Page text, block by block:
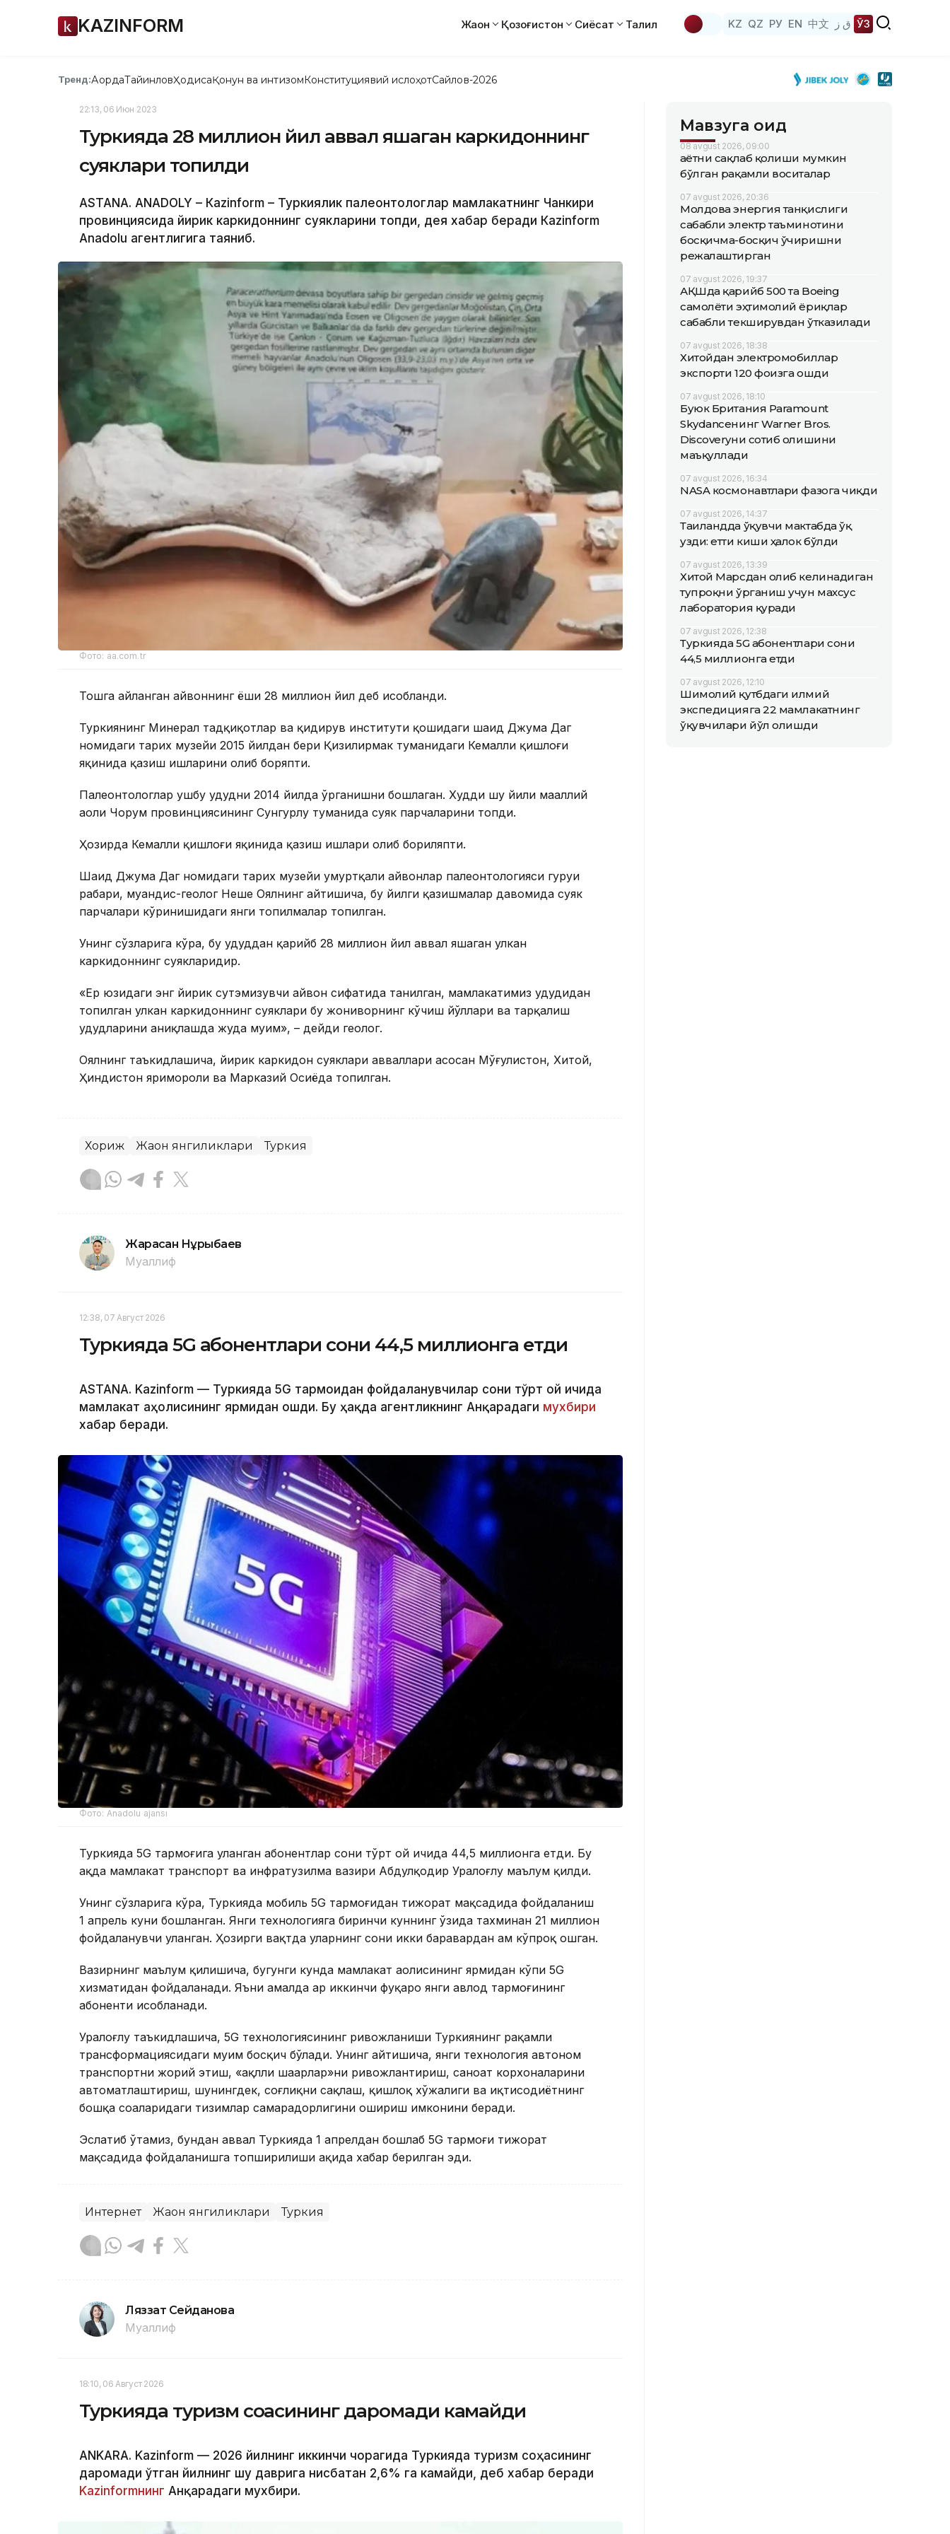
KAZINFORM Жаҳон Қозоғистон Сиёсат Таҳлил KZ QZ РУ EN 中文 ق ز ЎЗ
Тренд:АқордаТайинловҲодисаҚонун ва интизомКонституциявий ислоҳотСайлов-2026
22:13, 06 Июн 2023
Туркияда 28 миллион йил аввал яшаган каркидоннинг
суяклари топилди
ASTANA. АNADOLY – Кazinform – Туркиялик палеонтологлар мамлакатнинг Чанкири
провинциясида йирик каркидоннинг суякларини топди, дея хабар беради Кazinform
Anadolu агентлигига таяниб.
Фото: aa.com.tr
Тошга айланган ҳайвоннинг ёши 28 миллион йил деб ҳисобланди.
Туркиянинг Минерал тадқиқотлар ва қидирув институти қошидаги шаҳид Джума Даг
номидаги тарих музейи 2015 йилдан бери Қизилирмак туманидаги Кемалли қишлоғи
яқинида қазиш ишларини олиб боряпти.
Палеонтологлар ушбу ҳудудни 2014 йилда ўрганишни бошлаган. Худди шу йили маҳаллий
аҳоли Чорум провинциясининг Сунгурлу туманида суяк парчаларини топди.
Ҳозирда Кемалли қишлоғи яқинида қазиш ишлари олиб бориляпти.
Шаҳид Джума Даг номидаги тарих музейи умуртқали ҳайвонлар палеонтологияси гуруҳи
раҳбари, муҳандис-геолог Неше Оялнинг айтишича, бу йилги қазишмалар давомида суяк
парчалари кўринишидаги янги топилмалар топилган.
Унинг сўзларига кўра, бу ҳудуддан қарийб 28 миллион йил аввал яшаган улкан
каркидоннинг суякларидир.
«Ер юзидаги энг йирик сутэмизувчи ҳайвон сифатида танилган, мамлакатимиз ҳудудидан
топилган улкан каркидоннинг суяклари бу жониворнинг кўчиш йўллари ва тарқалиш
ҳудудларини аниқлашда жуда муҳим», – дейди геолог.
Оялнинг таъкидлашича, йирик каркидон суяклари авваллари асосан Мўғулистон, Хитой,
Ҳиндистон яримороли ва Марказий Осиёда топилган.
Хориж Жаҳон янгиликлари Туркия
Жарасқан Нұрыбаев
Муаллиф
12:38, 07 Август 2026
Туркияда 5G абонентлари сони 44,5 миллионга етди
ASTANA. Kazinform — Туркияда 5G тармоғидан фойдаланувчилар сони тўрт ой ичида
мамлакат аҳолисининг ярмидан ошди. Бу ҳақда агентликнинг Анқарадаги мухбири
хабар беради.
Фото: Anadolu ajansı
Туркияда 5G тармоғига уланган абонентлар сони тўрт ой ичида 44,5 миллионга етди. Бу
ҳақда мамлакат транспорт ва инфратузилма вазири Абдулқодир Уралоғлу маълум қилди.
Унинг сўзларига кўра, Туркияда мобиль 5G тармоғидан тижорат мақсадида фойдаланиш
1 апрель куни бошланган. Янги технологияга биринчи куннинг ўзида тахминан 21 миллион
фойдаланувчи уланган. Ҳозирги вақтда уларнинг сони икки баравардан ҳам кўпроқ ошган.
Вазирнинг маълум қилишича, бугунги кунда мамлакат аҳолисининг ярмидан кўпи 5G
хизматидан фойдаланади. Яъни амалда ҳар иккинчи фуқаро янги авлод тармоғининг
абоненти ҳисобланади.
Уралоғлу таъкидлашича, 5G технологиясининг ривожланиши Туркиянинг рақамли
трансформациясидаги муҳим босқич бўлади. Унинг айтишича, янги технология автоном
транспортни жорий этиш, «ақлли шаҳарлар»ни ривожлантириш, саноат корхоналарини
автоматлаштириш, шунингдек, соғлиқни сақлаш, қишлоқ хўжалиги ва иқтисодиётнинг
бошқа соҳаларидаги тизимлар самарадорлигини ошириш имконини беради.
Эслатиб ўтамиз, бундан аввал Туркияда 1 апрелдан бошлаб 5G тармоғи тижорат
мақсадида фойдаланишга топширилиши ҳақида хабар берилган эди.
Интернет Жаҳон янгиликлари Туркия
Ляззат Сейданова
Муаллиф
18:10, 06 Август 2026
Туркияда туризм соҳасининг даромади камайди
ANKARA. Kazinform — 2026 йилнинг иккинчи чорагида Туркияда туризм соҳасининг
даромади ўтган йилнинг шу даврига нисбатан 2,6% га камайди, деб хабар беради
Kazinformнинг Анқарадаги мухбири.
Мавзуга оид
08 avgust 2026, 09:00
Ҳаётни сақлаб қолиши мумкин
бўлган рақамли воситалар
07 avgust 2026, 20:36
Молдова энергия танқислиги
сабабли электр таъминотини
босқичма-босқич ўчиришни
режалаштирган
07 avgust 2026, 19:37
АҚШда қарийб 500 та Boeing
самолёти эҳтимолий ёриқлар
сабабли текширувдан ўтказилади
07 avgust 2026, 18:38
Хитойдан электромобиллар
экспорти 120 фоизга ошди
07 avgust 2026, 18:10
Буюк Британия Paramount
Skydanceнинг Warner Bros.
Discoveryни сотиб олишини
маъқуллади
07 avgust 2026, 16:34
NASA космонавтлари фазога чиқди
07 avgust 2026, 14:37
Таиландда ўқувчи мактабда ўқ
узди: етти киши ҳалок бўлди
07 avgust 2026, 13:39
Хитой Марсдан олиб келинадиган
тупроқни ўрганиш учун махсус
лаборатория қуради
07 avgust 2026, 12:38
Туркияда 5G абонентлари сони
44,5 миллионга етди
07 avgust 2026, 12:10
Шимолий қутбдаги илмий
экспедицияга 22 мамлакатнинг
ўқувчилари йўл олишди